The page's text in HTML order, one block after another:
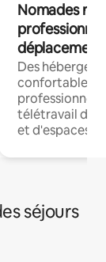
Nomades
déplacement
Des
confortables
professionnels
télétravail
et d'espaces
séjours